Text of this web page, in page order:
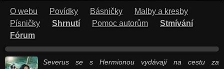
O webu Povídky Básničky
Malby a kresby
Písničky
Shrnutí Pomoc autorům
Stmívání
Fórum
Severus se s Hermionou vydávají na cestu za